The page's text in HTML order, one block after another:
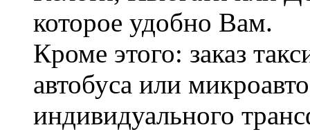
которое удобно Вам.
Кроме этого: заказ
автобуса или
индивидуального